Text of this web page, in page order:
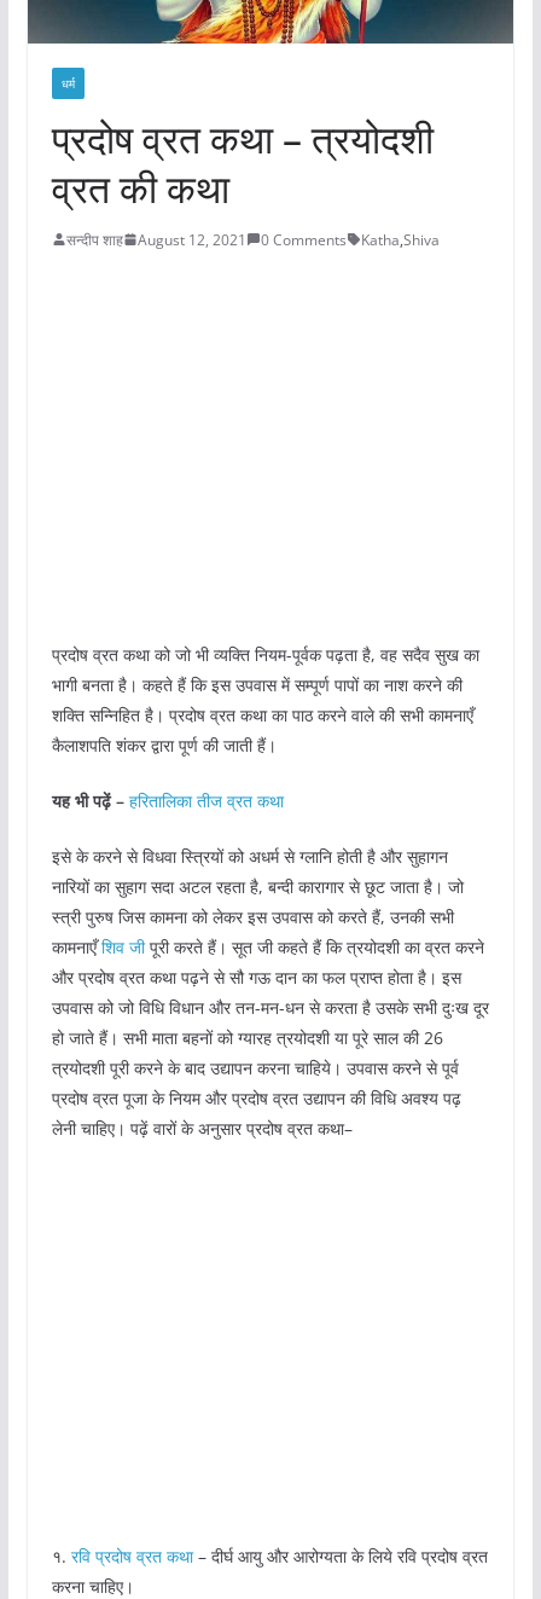
धर्म
प्रदोष व्रत कथा – त्रयोदशी
व्रत की कथा
सन्दीप शाह August 12, 2021 0 Comments Katha,Shiva
प्रदोष व्रत कथा को जो भी व्यक्ति नियम-पूर्वक पढ़ता है, वह सदैव सुख का
भागी बनता है। कहते हैं कि इस उपवास में सम्पूर्ण पापों का नाश करने की
शक्ति सन्निहित है। प्रदोष व्रत कथा का पाठ करने वाले की सभी कामनाएँ
कैलाशपति शंकर द्वारा पूर्ण की जाती हैं।
यह भी पढ़ें – हरितालिका तीज व्रत कथा
इसे के करने से विधवा स्त्रियों को अधर्म से ग्लानि होती है और सुहागन
नारियों का सुहाग सदा अटल रहता है, बन्दी कारागार से छूट जाता है। जो
स्त्री पुरुष जिस कामना को लेकर इस उपवास को करते हैं, उनकी सभी
कामनाएँशिव जीपूरी करते हैं। सूत जी कहते हैं कि त्रयोदशी का व्रत करने
और प्रदोष व्रत कथा पढ़ने से सौ गऊ दान का फल प्राप्त होता है। इस
उपवास को जो विधि विधान और तन-मन-धन से करता है उसके सभी दुःख दूर
हो जाते हैं। सभी माता बहनों को ग्यारह त्रयोदशी या पूरे साल की 26
त्रयोदशी पूरी करने के बाद उद्यापन करना चाहिये। उपवास करने से पूर्व
प्रदोष व्रत पूजा के नियम और प्रदोष व्रत उद्यापन की विधि अवश्य पढ़
लेनी चाहिए। पढ़ें वारों के अनुसार प्रदोष व्रत कथा–
१. रवि प्रदोष व्रत कथा– दीर्घ आयु और आरोग्यता के लिये रवि प्रदोष व्रत
करना चाहिए।